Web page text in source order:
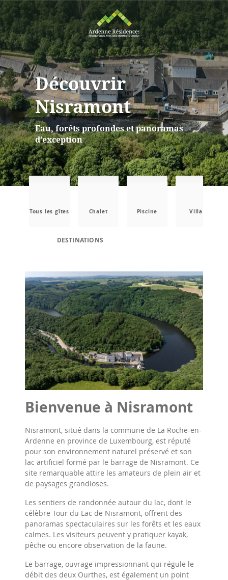
Découvrir
Nisramont
Eau, forêts profondes et panoramas
d’exception
Tous les gîtes Chalet Piscine Villa
DESTINATIONS
Bienvenue à Nisramont
Nisramont, situé dans la commune de La Roche-en-
Ardenne en province de Luxembourg, est réputé
pour son environnement naturel préservé et son
lac artificiel formé par le barrage de Nisramont. Ce
site remarquable attire les amateurs de plein air et
de paysages grandioses.
Les sentiers de randonnée autour du lac, dont le
célèbre Tour du Lac de Nisramont, offrent des
panoramas spectaculaires sur les forêts et les eaux
calmes. Les visiteurs peuvent y pratiquer kayak,
pêche ou encore observation de la faune.
Le barrage, ouvrage impressionnant qui régule le
débit des deux Ourthes, est également un point